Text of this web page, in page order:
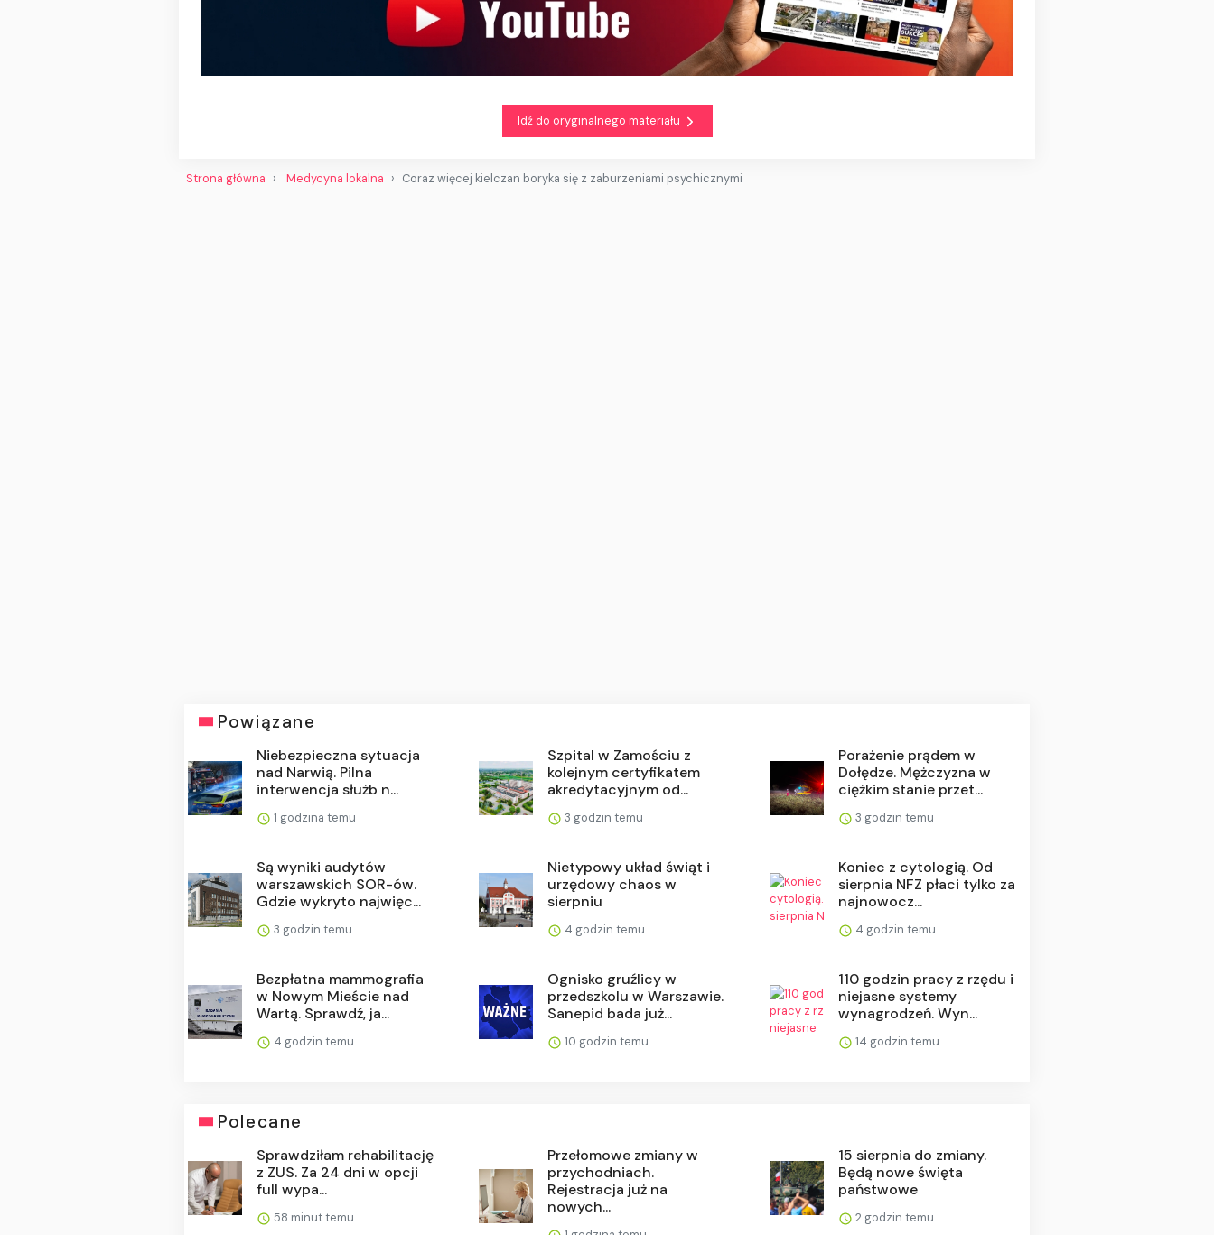
Idź do oryginalnego materiału
Strona główna Medycyna lokalna Coraz więcej kielczan boryka się z zaburzeniami psychicznymi
Powiązane
Niebezpieczna sytuacja
nad Narwią. Pilna
interwencja służb n...
1 godzina temu
Szpital w Zamościu z
kolejnym certyfikatem
akredytacyjnym od...
3 godzin temu
Porażenie prądem w
Dołędze. Mężczyzna w
ciężkim stanie przet...
3 godzin temu
Są wyniki audytów
warszawskich SOR-ów.
Gdzie wykryto najwięc...
3 godzin temu
Nietypowy układ świąt i
urzędowy chaos w
sierpniu
4 godzin temu
Koniec z cytologią. Od
sierpnia NFZ płaci tylko za
najnowocz...
4 godzin temu
Bezpłatna mammografia
w Nowym Mieście nad
Wartą. Sprawdź, ja...
4 godzin temu
Ognisko gruźlicy w
przedszkolu w Warszawie.
Sanepid bada już...
10 godzin temu
110 godzin pracy z rzędu i
niejasne systemy
wynagrodzeń. Wyn...
14 godzin temu
Polecane
Sprawdziłam rehabilitację
z ZUS. Za 24 dni w opcji
full wypa...
58 minut temu
Przełomowe zmiany w
przychodniach.
Rejestracja już na
nowych...
15 sierpnia do zmiany.
Będą nowe święta
państwowe
2 godzin temu